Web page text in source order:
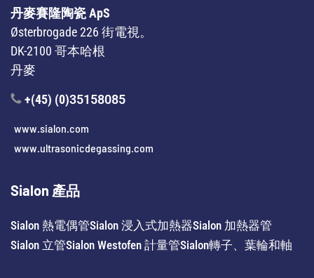
丹麥賽隆陶瓷 ApS
Østerbrogade 226 街電視。
DK-2100 哥本哈根
丹麥
+(45) (0)35158085
www.sialon.com
www.ultrasonicdegassing.com
Sialon 產品
Sialon 熱電偶管Sialon 浸入式加熱器Sialon 加熱器管
Sialon 立管Sialon Westofen 計量管Sialon轉子、葉輪和軸